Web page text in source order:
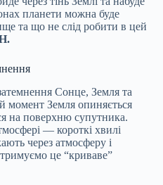
планети можна буде
та що не слід робити в цей
Сонце, Земля та
момент Земля опиняється
на поверхню супутника.
— короткі хвилі
через атмосферу і
це “криваве”